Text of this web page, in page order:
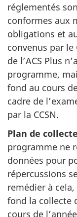
réglementés
conformes aux
obligations et
convenus par
de l’ACS Plus
programme,
fond au cours
cadre de
par la CCSN.
Plan de
programme ne
données pour
répercussions
remédier à
fond la collecte
cours de